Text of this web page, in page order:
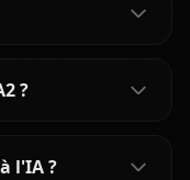
?
l'IA ?